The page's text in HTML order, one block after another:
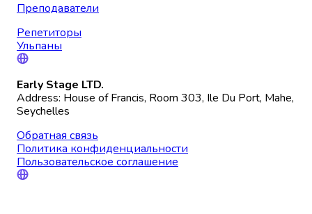
Преподаватели
Репетиторы
Ульпаны
Early Stage LTD.
Address: House of Francis, Room 303, Ile Du Port, Mahe,
Seychelles
Обратная связь
Политика конфиденциальности
Пользовательское соглашение